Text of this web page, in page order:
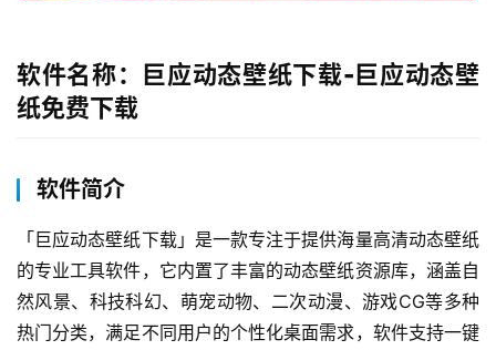
软件名称：巨应动态壁纸下载-巨应动态壁
纸免费下载
软件简介
「巨应动态壁纸下载」是一款专注于提供海量高清动态壁纸
的专业工具软件，它内置了丰富的动态壁纸资源库，涵盖自
然风景、科技科幻、萌宠动物、二次动漫、游戏CG等多种
热门分类，满足不同用户的个性化桌面需求，软件支持一键